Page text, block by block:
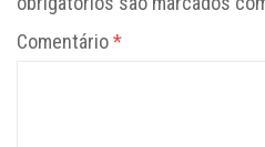
Comentário*